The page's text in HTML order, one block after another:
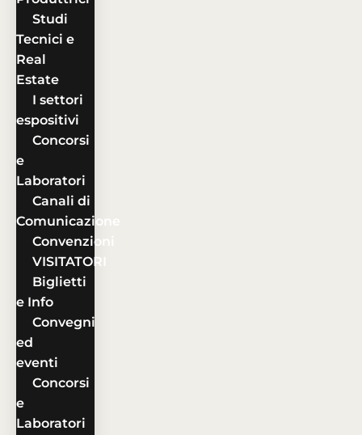
Studi
Tecnici e
Real
Estate
I settori
espositivi
Concorsi
e
Laboratori
Canali di
Comunicazione
Convenzioni
VISITATORI
Biglietti
e Info
Convegni
ed
eventi
Concorsi
e
Laboratori